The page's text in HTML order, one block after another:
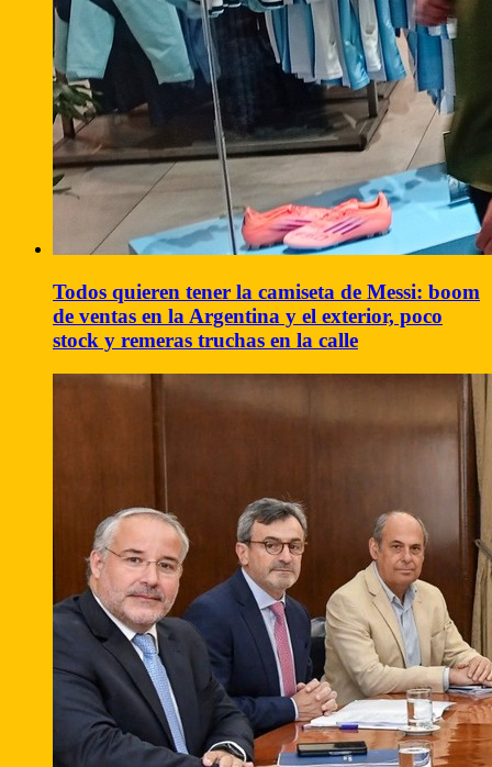
Todos quieren tener la camiseta de Messi: boom
de ventas en la Argentina y el exterior, poco
stock y remeras truchas en la calle